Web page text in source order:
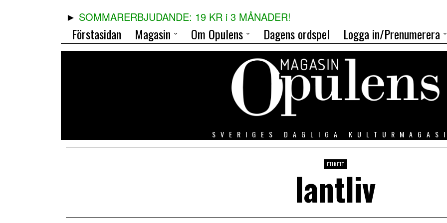
SOMMARERBJUDANDE: 19 KR i 3 MÅNADER!
Förstasidan Magasin Om Opulens Dagens ordspel Logga in/Prenumerera
SVERIGES DAGLIGA
ETIKETT
lantliv